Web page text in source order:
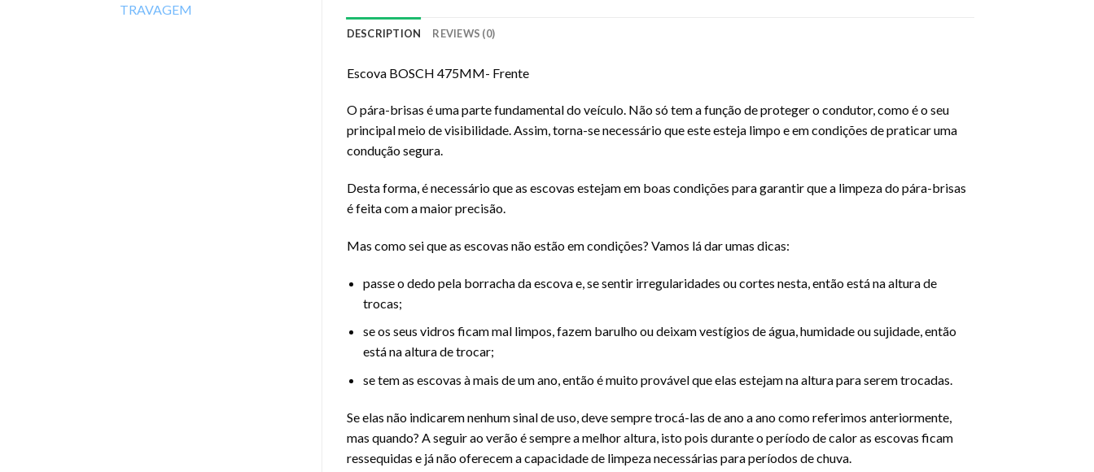
TRAVAGEM
DESCRIPTION REVIEWS (0)
Escova BOSCH 475MM- Frente
O pára-brisas é uma parte fundamental do veículo. Não só tem a função de proteger o condutor, como é o seu
principal meio de visibilidade. Assim, torna-se necessário que este esteja limpo e em condições de praticar uma
condução segura.
Desta forma, é necessário que as escovas estejam em boas condições para garantir que a limpeza do pára-brisas
é feita com a maior precisão.
Mas como sei que as escovas não estão em condições? Vamos lá dar umas dicas:
passe o dedo pela borracha da escova e, se sentir irregularidades ou cortes nesta, então está na altura de
trocas;
se os seus vidros ficam mal limpos, fazem barulho ou deixam vestígios de água, humidade ou sujidade, então
está na altura de trocar;
se tem as escovas à mais de um ano, então é muito provável que elas estejam na altura para serem trocadas.
Se elas não indicarem nenhum sinal de uso, deve sempre trocá-las de ano a ano como referimos anteriormente,
mas quando? A seguir ao verão é sempre a melhor altura, isto pois durante o período de calor as escovas ficam
ressequidas e já não oferecem a capacidade de limpeza necessárias para períodos de chuva.